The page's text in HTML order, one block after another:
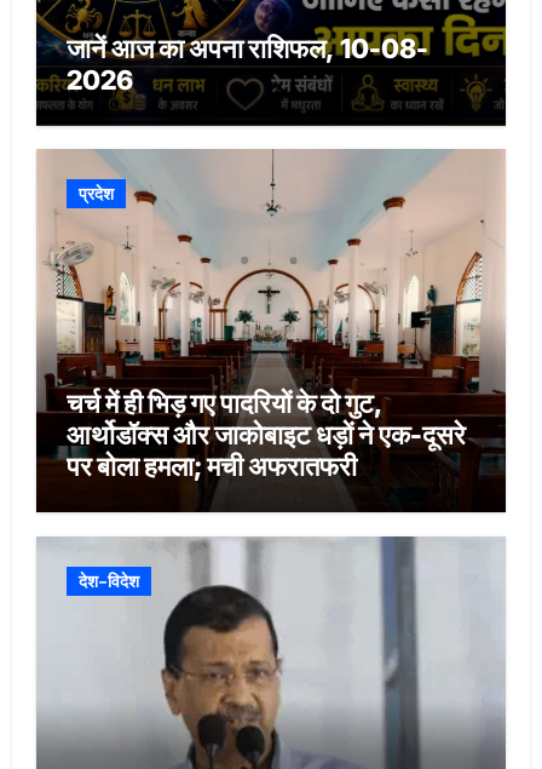
जानें आज का अपना राशिफल, 10-08-
2026
प्रदेश
चर्च में ही भिड़ गए पादरियों के दो गुट,
आर्थोडॉक्स और जाकोबाइट धड़ों ने एक-दूसरे
पर बोला हमला; मची अफरातफरी
देश-विदेश